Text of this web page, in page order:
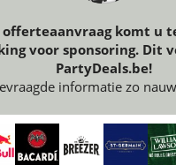
offerteaanvraag komt u
voor sponsoring. Dit
PartyDeals.be!
informatie zo